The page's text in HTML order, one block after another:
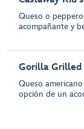
Queso o
acompañante y
Gorilla Grilled
Queso
opción de un